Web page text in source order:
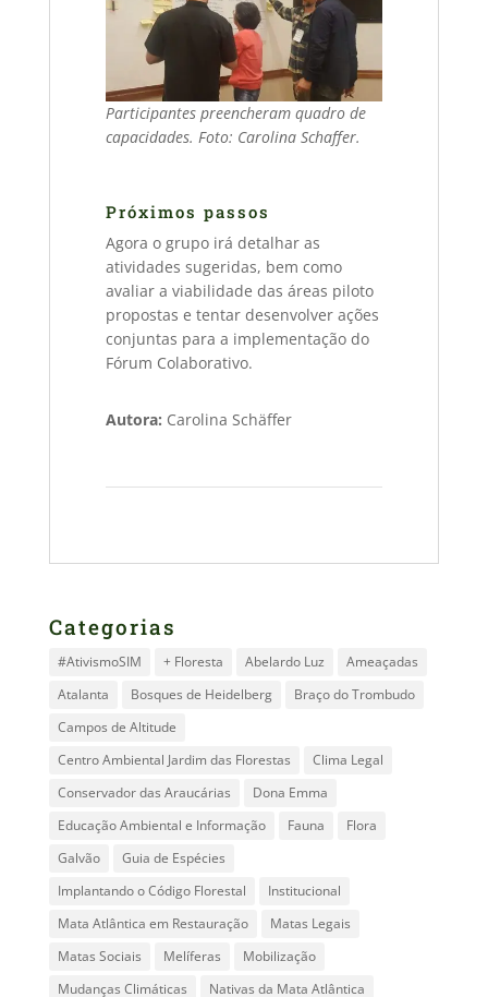
Participantes preencheram quadro de
capacidades. Foto: Carolina Schaffer.
Próximos passos
Agora o grupo irá detalhar as
atividades sugeridas, bem como
avaliar a viabilidade das áreas piloto
propostas e tentar desenvolver ações
conjuntas para a implementação do
Fórum Colaborativo.
Autora: Carolina Schäffer
Categorias
#AtivismoSIM + Floresta Abelardo Luz
Ameaçadas
Atalanta
Bosques de Heidelberg
Braço do Trombudo
Campos de Altitude
Centro Ambiental Jardim das Florestas
Clima Legal
Conservador das Araucárias
Dona Emma
Educação Ambiental e Informação
Fauna
Flora
Galvão
Guia de Espécies
Implantando o Código Florestal
Institucional
Mata Atlântica em Restauração
Matas Legais
Matas Sociais
Melíferas
Mobilização
Mudanças Climáticas
Nativas da Mata Atlântica